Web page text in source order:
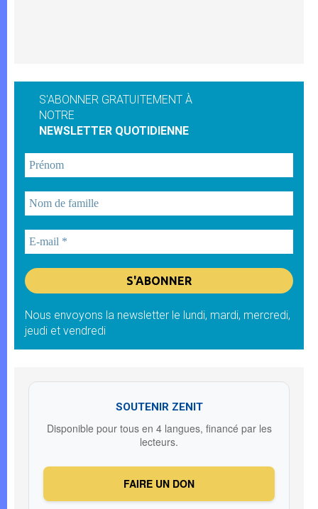
S'ABONNER GRATUITEMENT À
NOTRE
NEWSLETTER QUOTIDIENNE
Nous envoyons la newsletter le lundi, mardi, mercredi,
jeudi et vendredi
SOUTENIR ZENIT
Disponible pour tous en 4 langues, financé par les
lecteurs.
FAIRE UN DON